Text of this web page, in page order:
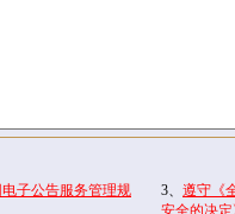
子公告服务管理规
3、 遵守《
安全的决定